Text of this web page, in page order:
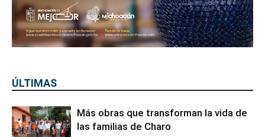
ÚLTIMAS
Más obras que transforman la vida de
las familias de Charo